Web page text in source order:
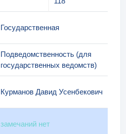
Государственная
Подведомственность (для
государственных ведомств)
Курманов Давид Усенбекович
замечаний нет